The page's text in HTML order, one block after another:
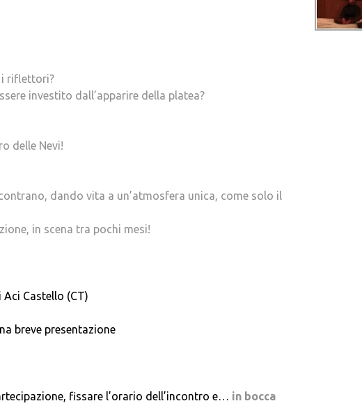
i riflettori?
investito dall’apparire della platea?
delle Nevi!
dando vita a un’atmosfera unica, come solo il
in scena tra pochi mesi!
Aci Castello (CT)
breve presentazione
fissare l’orario dell’incontro e…
in bocca